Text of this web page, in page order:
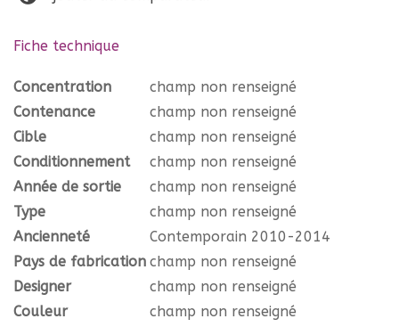
Fiche technique
Concentration
champ non renseigné
Contenance
champ non renseigné
Cible
champ non renseigné
Conditionnement
champ non renseigné
Année de sortie
champ non renseigné
Type
champ non renseigné
Ancienneté
Contemporain 2010-2014
Pays de fabrication champ non renseigné
Designer
champ non renseigné
Couleur
champ non renseigné